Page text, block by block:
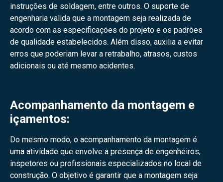
instruções de soldagem, entre outros. O suporte de
engenharia valida que a montagem seja realizada de
acordo com as especificações do projeto e os padrões
de qualidade estabelecidos. Além disso, auxilia a evitar
erros que poderiam levar a retrabalho, atrasos, custos
adicionais ou até mesmo acidentes.
Acompanhamento da montagem e
içamentos:
Do mesmo modo, o acompanhamento da montagem é
uma atividade que envolve a presença de engenheiros,
inspetores ou profissionais especializados no local de
construção. O objetivo é garantir que a montagem seja